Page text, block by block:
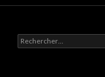
Rechercher :